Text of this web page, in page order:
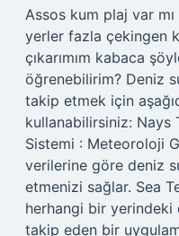
Assos kum plaj var
yerler fazla çekingen
çıkarımım kabaca
öğrenebilirim? Deniz
takip etmek için
kullanabilirsiniz: Nays
Sistemi : Meteoroloji
verilerine göre deniz
etmenizi sağlar. Sea
herhangi bir yerindeki
takip eden bir